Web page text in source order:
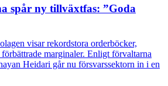
spår ny tillväxtfas: ”Goda
visar rekordstora orderböcker,
marginaler. Enligt förvaltarna
Heidari går nu försvarssektorn in i en